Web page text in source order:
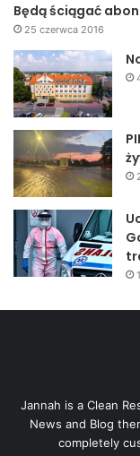
Będą ściągać
25 czerwca 2016
Jannah is a Clean
News and Blog
completely